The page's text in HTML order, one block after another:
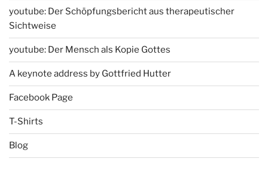
youtube: Der Schöpfungsbericht aus therapeutischer
Sichtweise
youtube: Der Mensch als Kopie Gottes
A keynote address by Gottfried Hutter
Facebook Page
T-Shirts
Blog